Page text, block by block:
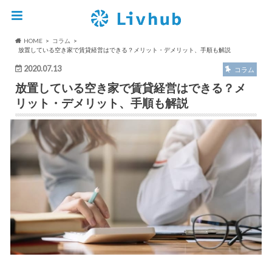
HOME
コラム
放置している空き家で賃貸経営はできる？メリット・デメリット、手順も解説
2020.07.13 コラム
放置している空き家で賃貸経営はできる？メ
リット・デメリット、手順も解説